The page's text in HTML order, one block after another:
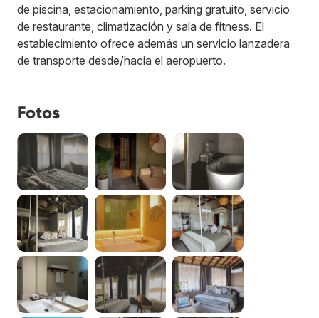
de piscina, estacionamiento, parking gratuito, servicio
de restaurante, climatización y sala de fitness. El
establecimiento ofrece además un servicio lanzadera
de transporte desde/hacia el aeropuerto.
Fotos